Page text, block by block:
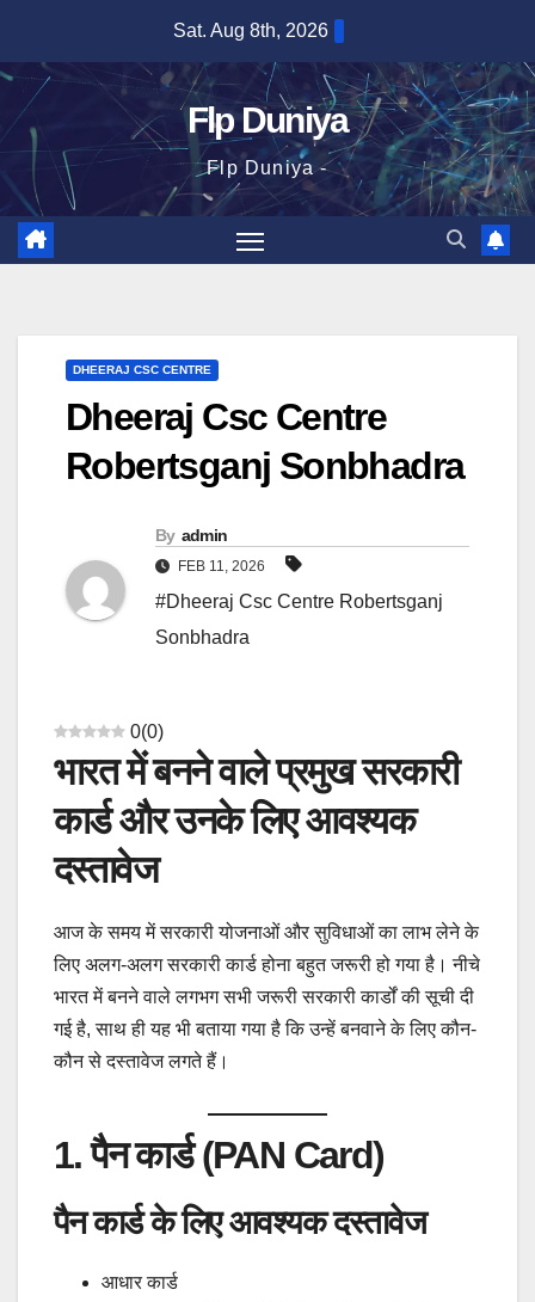
content
Sat. Aug 8th, 2026
Flp Duniya
Flp Duniya -
DHEERAJ CSC CENTRE
Dheeraj Csc Centre
Robertsganj Sonbhadra
By admin
FEB 11, 2026
#Dheeraj Csc Centre Robertsganj
Sonbhadra
0(0)
भारत में बनने वाले प्रमुख सरकारी
कार्ड और उनके लिए आवश्यक
दस्तावेज
आज के समय में सरकारी योजनाओं और सुविधाओं का लाभ लेने के
लिए अलग-अलग सरकारी कार्ड होना बहुत जरूरी हो गया है। नीचे
भारत में बनने वाले लगभग सभी जरूरी सरकारी कार्डों की सूची दी
गई है, साथ ही यह भी बताया गया है कि उन्हें बनवाने के लिए कौन-
कौन से दस्तावेज लगते हैं।
1. पैन कार्ड (PAN Card)
पैन कार्ड के लिए आवश्यक दस्तावेज
आधार कार्ड